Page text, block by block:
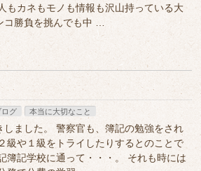
もカネもモノも情報も沢山持っている大
勝負を挑んでも中 …
ログ 本当に大切なこと
しました。 警察官も、簿記の勉強をされ
級や１級をトライしたりするとのことで
簿記学校に通って・・・。 それも時には